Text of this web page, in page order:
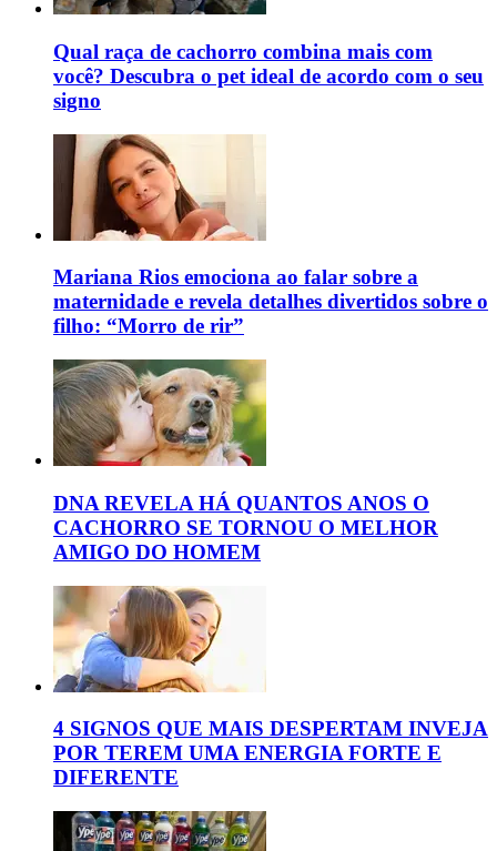
Qual raça de cachorro combina mais com
você? Descubra o pet ideal de acordo com o seu
signo
Mariana Rios emociona ao falar sobre a
maternidade e revela detalhes divertidos sobre o
filho: “Morro de rir”
DNA REVELA HÁ QUANTOS ANOS O
CACHORRO SE TORNOU O MELHOR
AMIGO DO HOMEM
4 SIGNOS QUE MAIS DESPERTAM INVEJA
POR TEREM UMA ENERGIA FORTE E
DIFERENTE